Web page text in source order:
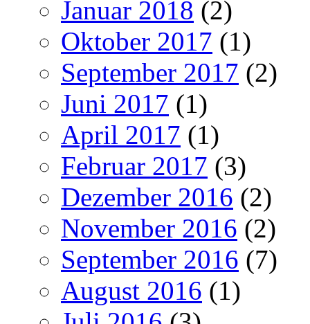
Januar 2018 (2)
Oktober 2017 (1)
September 2017 (2)
Juni 2017 (1)
April 2017 (1)
Februar 2017 (3)
Dezember 2016 (2)
November 2016 (2)
September 2016 (7)
August 2016 (1)